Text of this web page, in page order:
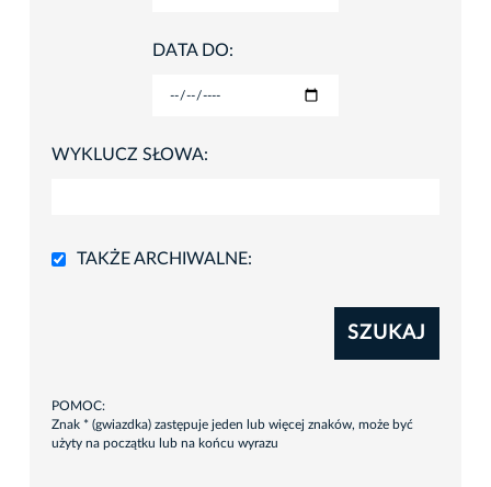
DATA DO:
WYKLUCZ SŁOWA:
TAKŻE ARCHIWALNE:
SZUKAJ
POMOC:
Znak * (gwiazdka) zastępuje jeden lub więcej znaków, może być
użyty na początku lub na końcu wyrazu